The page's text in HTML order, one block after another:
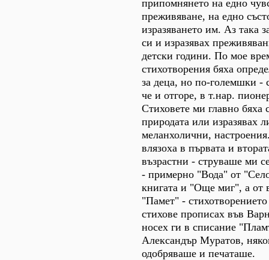
припомнянето на едно
преживяване, на едно
изразяването им. Аз така
си и изразявах
детски години. По мое
стихотворения бяха
за деца, но по-големшки -
че и отгоре, в т.нар.
Стиховете ми главно бяха
природата или изразявах
меланхолични,
влязоха в първата и
възрастни - струваше ми
- примерно "Вода" от
книгата и "Още миг", а от
"Памет" -
стихове прописах във
носех ги в списание
Александър Муратов,
одобряваше и печаташе.